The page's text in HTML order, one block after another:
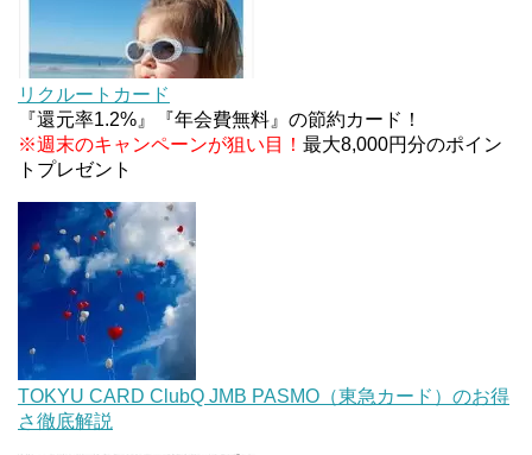
ソニーフィナンシャルグループの株主限定！2万円
もらえる口座開設キャンペーン。7/31まで
リクルートカード
『還元率1.2%』『年会費無料』の節約カード！
※週末のキャンペーンが狙い目！ 最大8,000円分のポイン
トプレゼント
TOKYU CARD ClubQ JMB PASMO（東急カード）のお得
さ徹底解説